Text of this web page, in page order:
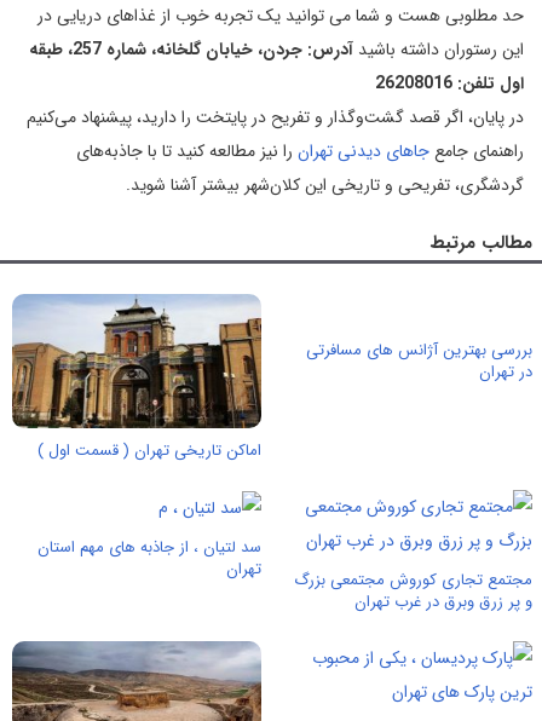
حد مطلوبی هست و شما می توانید یک تجربه خوب از غذاهای دریایی در
این رستوران داشته باشید
آدرس: جردن، خیابان گلخانه، شماره 257، طبقه
اول تلفن: 26208016
در پایان، اگر قصد گشت‌وگذار و تفریح در پایتخت را دارید، پیشنهاد می‌کنیم
راهنمای جامعجاهای دیدنی تهران را نیز مطالعه کنید تا با جاذبه‌های
گردشگری، تفریحی و تاریخی این کلان‌شهر بیشتر آشنا شوید.
مطالب مرتبط
بررسی بهترین آژانس های مسافرتی
در تهران
اماکن تاریخی تهران ( قسمت اول )
مجتمع تجاری کوروش مجتمعی بزرگ
و پر زرق و‌‌برق در غرب تهران
سد لتیان ، از جاذبه های مهم استان
تهران